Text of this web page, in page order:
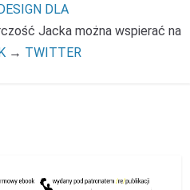
DLA
Jacka można wspierać na
→ TWITTER